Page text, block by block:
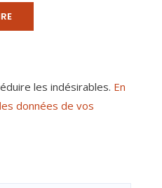
les indésirables. En
données de vos